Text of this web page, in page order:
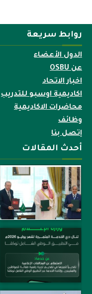
روابط سريعة
الدول الأعضاء
عن OSBU
اخبار الاتحاد
اكاديمية اوسبو للتدريب
محاضرات الاكاديمية
وظائف
إتصل بنا
أحدث المقالات